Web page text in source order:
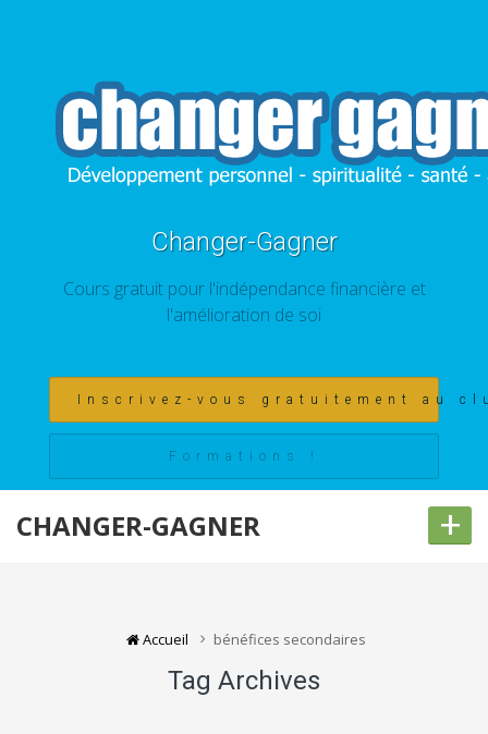
Changer-Gagner
Cours gratuit pour l'indépendance financière et
l'amélioration de soi
Inscrivez-vous gratuitement au
Formations !
CHANGER-GAGNER +
Accueil bénéfices secondaires
Tag Archives